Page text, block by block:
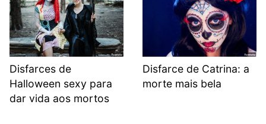
Disfarces de
Halloween sexy para
dar vida aos mortos
Disfarce de Catrina: a
morte mais bela